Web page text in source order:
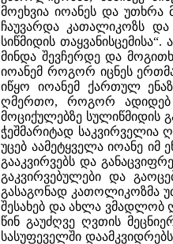
მოეხვია იოანეს და უთხრა
ჩაუვარდა კათალიკოზს
სიწმიდის
მინდა შევჩერდე და
იოანემ როგორ იცნეს
იწყო იოანემ ქართულ
ღმერთო, როგორ ადიდებ
მოციქულებზე სულიწმიდის
ჭეშმარიტად საკვირველია
უცებ აამეტყველა იოანე
გააკვირვებს და
გაკვირვებულები და
გასაგონად კათოლიკოზმა
შესახებ და ახლა ვმადლობ
წინ გაუძღვე ღვთის
სასუფეველში